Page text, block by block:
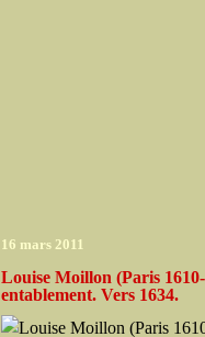
16 mars 2011
Louise Moillon (Paris
entablement. Vers 1634.